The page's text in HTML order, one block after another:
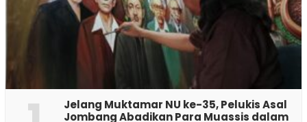
Jelang Muktamar NU ke-35, Pelukis Asal
Jombang Abadikan Para Muassis dalam